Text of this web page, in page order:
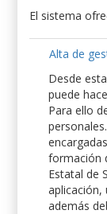
El sistema
Alta de
Desde
puede
Para ello
formación
Estatal de
aplicación,
además